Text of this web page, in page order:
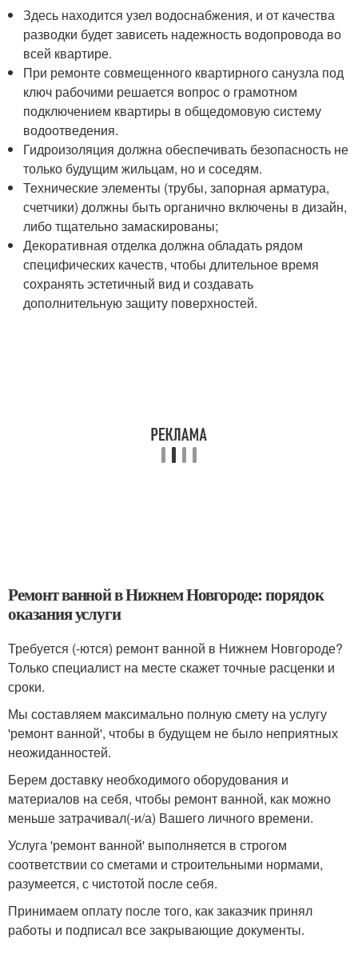
Здесь находится узел водоснабжения, и от качества
разводки будет зависеть надежность водопровода во
всей квартире.
При ремонте совмещенного квартирного санузла под
ключ рабочими решается вопрос о грамотном
подключением квартиры в общедомовую систему
водоотведения.
Гидроизоляция должна обеспечивать безопасность не
только будущим жильцам, но и соседям.
Технические элементы (трубы, запорная арматура,
счетчики) должны быть органично включены в дизайн,
либо тщательно замаскированы;
Декоративная отделка должна обладать рядом
специфических качеств, чтобы длительное время
сохранять эстетичный вид и создавать
дополнительную защиту поверхностей.
Ремонт ванной в Нижнем Новгороде: порядок
оказания услуги
Требуется (-ются) ремонт ванной в Нижнем Новгороде?
Только специалист на месте скажет точные расценки и
сроки.
Мы составляем максимально полную смету на услугу
'ремонт ванной', чтобы в будущем не было неприятных
неожиданностей.
Берем доставку необходимого оборудования и
материалов на себя, чтобы ремонт ванной, как можно
меньше затрачивал(-и/а) Вашего личного времени.
Услуга 'ремонт ванной' выполняется в строгом
соответствии со сметами и строительными нормами,
разумеется, с чистотой после себя.
Принимаем оплату после того, как заказчик принял
работы и подписал все закрывающие документы.